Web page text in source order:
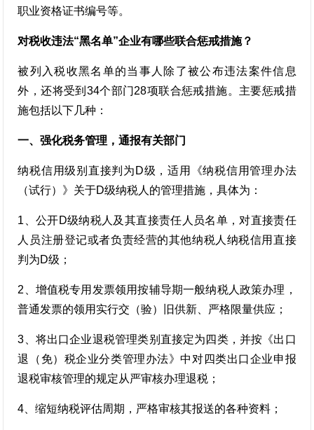
职业资格证书编号等。
对税收违法“黑名单”企业有哪些联合惩戒措施？
被列入税收黑名单的当事人除了被公布违法案件信息
外，还将受到34个部门28项联合惩戒措施。主要惩戒措
施包括以下几种：
一、强化税务管理，通报有关部门
纳税信用级别直接判为D级，适用《纳税信用管理办法
（试行）》关于D级纳税人的管理措施，具体为：
1、公开D级纳税人及其直接责任人员名单，对直接责任
人员注册登记或者负责经营的其他纳税人纳税信用直接
判为D级；
2、增值税专用发票领用按辅导期一般纳税人政策办理，
普通发票的领用实行交（验）旧供新、严格限量供应；
3、将出口企业退税管理类别直接定为四类，并按《出口
退（免）税企业分类管理办法》中对四类出口企业申报
退税审核管理的规定从严审核办理退税；
4、缩短纳税评估周期，严格审核其报送的各种资料；